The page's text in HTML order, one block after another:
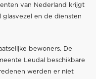
van Nederland krijgt
glasvezel en de diensten
bewoners. De
Leudal beschikbare
werden er niet